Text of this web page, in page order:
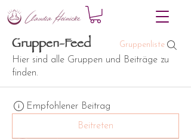
Gruppen-Feed Gruppenliste
Hier sind alle Gruppen und Beiträge zu
finden.
Empfohlener Beitrag
Beitreten